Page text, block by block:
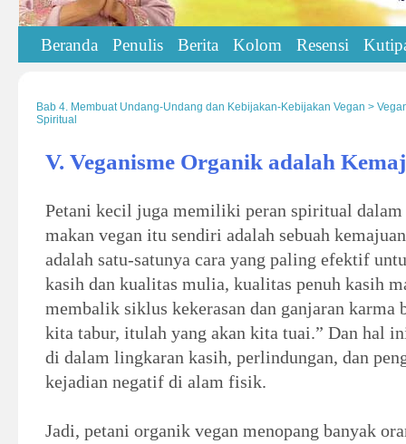
Beranda Penulis Berita Kolom Resensi
Bab 4. Membuat Undang-Undang dan Kebijakan-Kebijakan Vegan >
Spiritual
V. Veganisme Organik adalah
Petani kecil juga memiliki peran spiritual dalam
makan vegan itu sendiri adalah sebuah
adalah satu-satunya cara yang paling efektif
kasih dan kualitas mulia, kualitas penuh kasih
membalik siklus kekerasan dan ganjaran karma
kita tabur, itulah yang akan kita tuai.” Dan hal
di dalam lingkaran kasih, perlindungan, dan
kejadian negatif di alam fisik.
Jadi, petani organik vegan menopang banyak